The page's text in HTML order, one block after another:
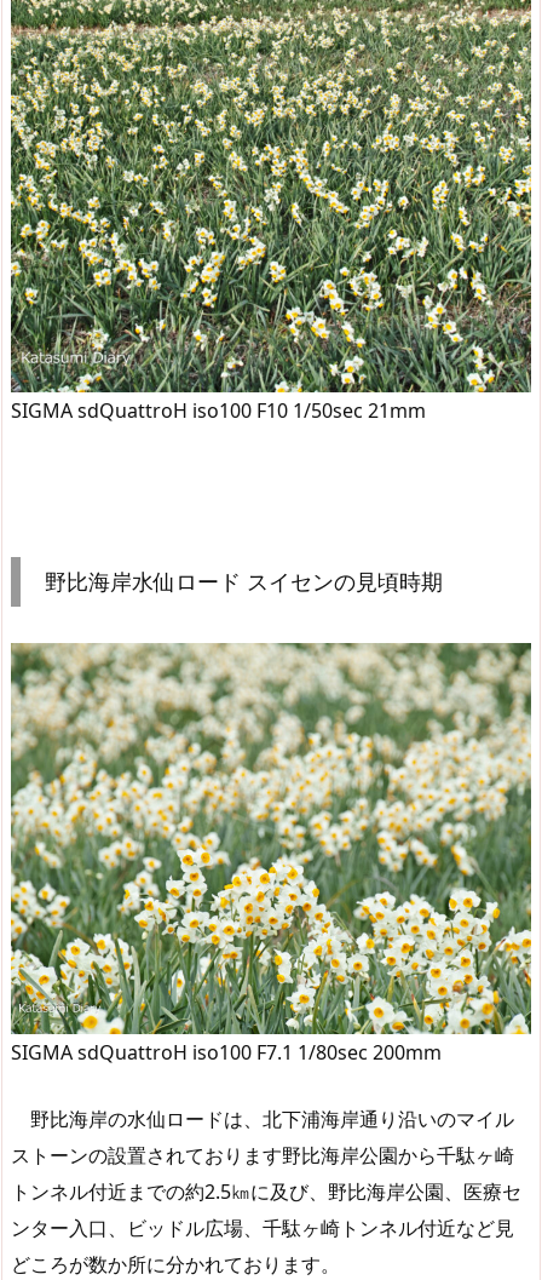
SIGMA sdQuattroH iso100 F10 1/50sec 21mm
野比海岸水仙ロード スイセンの見頃時期
SIGMA sdQuattroH iso100 F7.1 1/80sec 200mm
野比海岸の水仙ロードは、北下浦海岸通り沿いのマイル
ストーンの設置されております野比海岸公園から千駄ヶ崎
トンネル付近までの約2.5㎞に及び、野比海岸公園、医療セ
ンター入口、ビッドル広場、千駄ヶ崎トンネル付近など見
どころが数か所に分かれております。